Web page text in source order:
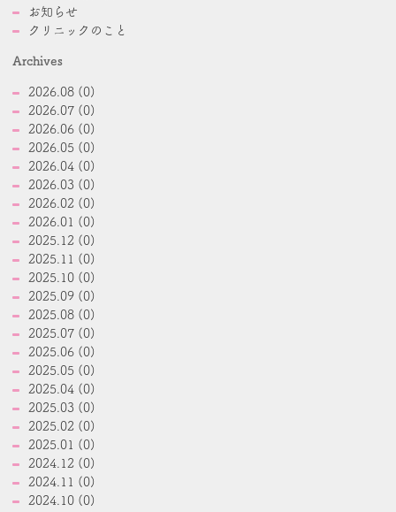
お知らせ
クリニックのこと
Archives
2026.08 (0)
2026.07 (0)
2026.06 (0)
2026.05 (0)
2026.04 (0)
2026.03 (0)
2026.02 (0)
2026.01 (0)
2025.12 (0)
2025.11 (0)
2025.10 (0)
2025.09 (0)
2025.08 (0)
2025.07 (0)
2025.06 (0)
2025.05 (0)
2025.04 (0)
2025.03 (0)
2025.02 (0)
2025.01 (0)
2024.12 (0)
2024.11 (0)
2024.10 (0)